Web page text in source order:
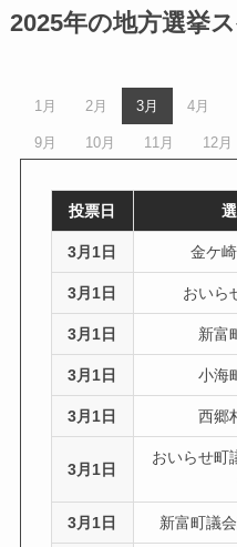
2025年の地方選挙
1月 2月 3月 4月
9月 10月 11月 12月
投票日
3月1日 金ケ
3月1日 おいら
3月1日 新富
3月1日 小海
3月1日 西郷
3月1日
おいらせ町
3月1日 新富町議